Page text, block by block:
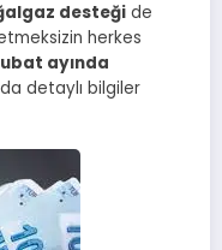
desteği de
herkes
ayında
detaylı bilgiler